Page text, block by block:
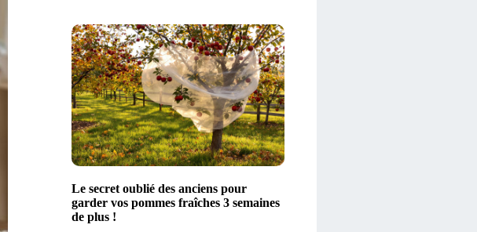
Le secret oublié des anciens pour
garder vos pommes fraîches 3 semaines
de plus !